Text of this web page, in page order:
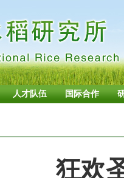
人才队伍 国际合作
狂欢